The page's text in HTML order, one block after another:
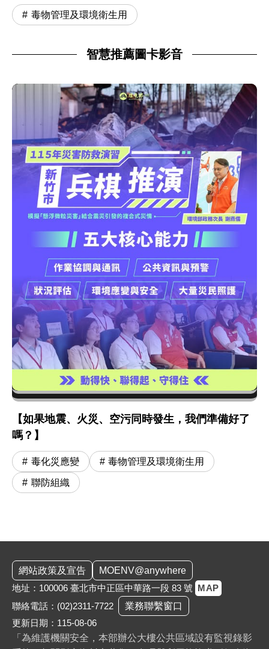
毒物管理及環境衛生用
智慧推薦圖卡影音
【如果地震、火災、空污同時發生，我們準備好了
嗎？】
毒化災應變 毒物管理及環境衛生用
聯防組織
網站政策及宣告
MOENV@anywhere
地址：100006 臺北市中正區中華路一段 83 號 MAP
聯絡電話： (02)2311-7722
業務聯繫窗口
更新日期：115-08-06
「為維護機關安全，本部辦公大樓公共區域設有監視錄影